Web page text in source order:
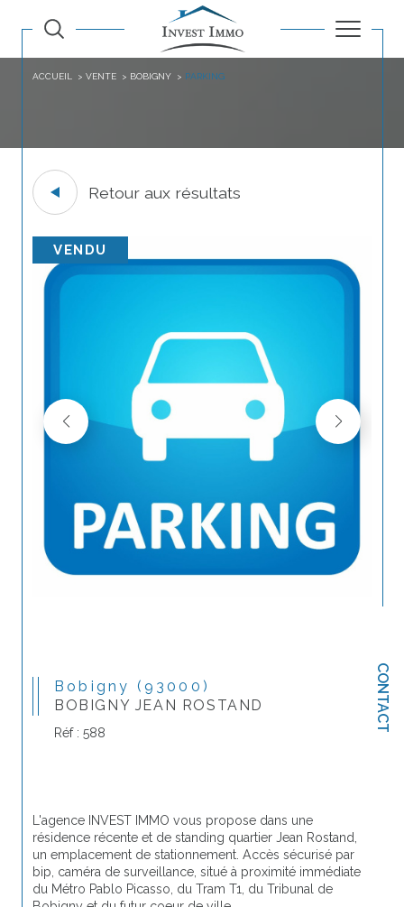
CONTACT
ACCUEIL VENTE BOBIGNY PARKING
Retour aux résultats
VENDU
Bobigny (93000)
BOBIGNY JEAN ROSTAND
Réf : 588
L'agence INVEST IMMO vous propose dans une
résidence récente et de standing quartier Jean Rostand,
un emplacement de stationnement. Accès sécurisé par
bip, caméra de surveillance, situé à proximité immédiate
du Métro Pablo Picasso, du Tram T1, du Tribunal de